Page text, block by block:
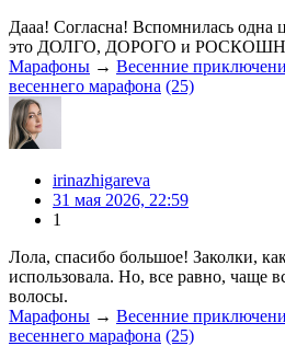
Дааа! Согласна! Вспомнилась одна
это ДОЛГО, ДОРОГО и
Марафоны → Весенние
весеннего марафона (25)
irinazhigareva
31 мая 2026, 22:59
1
Лола, спасибо большое! Заколки,
использовала. Но, все равно, чаще
волосы.
Марафоны → Весенние
весеннего марафона (25)